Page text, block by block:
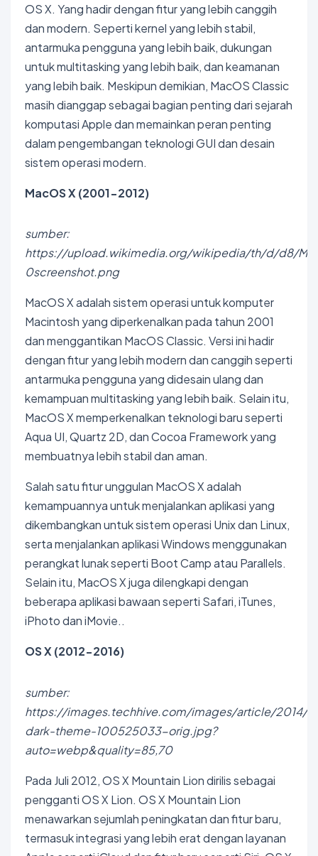
OS X. Yang hadir dengan fitur yang lebih canggih
dan modern. Seperti kernel yang lebih stabil,
antarmuka pengguna yang lebih baik, dukungan
untuk multitasking yang lebih baik, dan keamanan
yang lebih baik. Meskipun demikian, MacOS Classic
masih dianggap sebagai bagian penting dari sejarah
komputasi Apple dan memainkan peran penting
dalam pengembangan teknologi GUI dan desain
sistem operasi modern.
MacOS X (2001-2012)
sumber:
https://upload.wikimedia.org/wikipedia/th/d/d8/
0screenshot.png
MacOS X adalah sistem operasi untuk komputer
Macintosh yang diperkenalkan pada tahun 2001
dan menggantikan MacOS Classic. Versi ini hadir
dengan fitur yang lebih modern dan canggih seperti
antarmuka pengguna yang didesain ulang dan
kemampuan multitasking yang lebih baik. Selain itu,
MacOS X memperkenalkan teknologi baru seperti
Aqua UI, Quartz 2D, dan Cocoa Framework yang
membuatnya lebih stabil dan aman.
Salah satu fitur unggulan MacOS X adalah
kemampuannya untuk menjalankan aplikasi yang
dikembangkan untuk sistem operasi Unix dan Linux,
serta menjalankan aplikasi Windows menggunakan
perangkat lunak seperti Boot Camp atau Parallels.
Selain itu, MacOS X juga dilengkapi dengan
beberapa aplikasi bawaan seperti Safari, iTunes,
iPhoto dan iMovie..
OS X (2012-2016)
sumber:
https://images.techhive.com/images/article/2014/
dark-theme-100525033-orig.jpg?
auto=webp&quality=85,70
Pada Juli 2012, OS X Mountain Lion dirilis sebagai
pengganti OS X Lion. OS X Mountain Lion
menawarkan sejumlah peningkatan dan fitur baru,
termasuk integrasi yang lebih erat dengan layanan